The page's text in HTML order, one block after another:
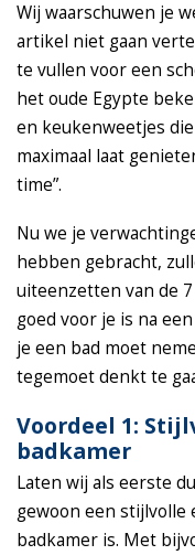
Wij waarschuwen je
artikel niet gaan
te vullen voor een
het oude Egypte
en keukenweetjes
maximaal laat
time”.
Nu we je
hebben gebracht,
uiteenzetten van de
goed voor je is na
je een bad moet
tegemoet denkt te
Voordeel 1:
badkamer
Laten wij als eerste
gewoon een stijlvolle
badkamer is. Met